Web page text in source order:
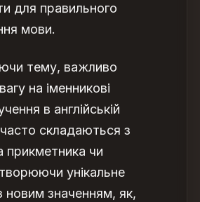
для правильного
мови.
тему, важливо
на іменникові
в англійській
складаються з
прикметника чи
унікальне
новим значенням, як,